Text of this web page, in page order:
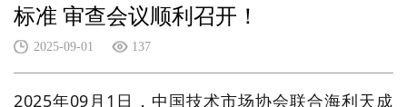
标准 审查会议顺利召开！
2025-09-01 137
2025年09月1日，中国技术市场协会联合海利天成